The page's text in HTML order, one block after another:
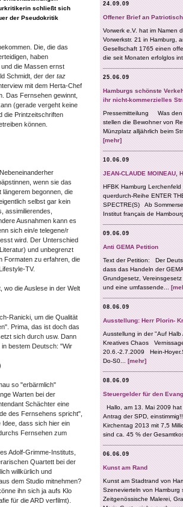
schließt sich
der Pseudokritik
Die, die das
haben
die Massen ernst
Schmidt, der der taz
mit dem Herta-Chef
Das Fernsehen gewinnt,
(gerade vergeht keine
die Printzeitschriften
können.
wenn sie das
begonnen, die
selbst gar kein
assimilierendes,
Ausnahmen kann es
sich ein/e telegene/r
wird. Der Unterschied
und unbegrenzt
Formaten zu erfahren, die
TV.
wo die Auslese in der Welt
Ranicki, um die Qualität
Prima, das ist doch das
sich durch usw. Dann
bestem Deutsch: "Wir
so "erbärmlich"
Warten bei der
Schächter eine
des Fernsehens spricht",
Idee, dass sich hier ein
Fernsehen zum
Adolf-Grimme-Instituts,
Quartett bei der
willkürlich und
dem Studio mitnehmen?
ihn sich ja aufs Klo
für die ARD verfilmt).